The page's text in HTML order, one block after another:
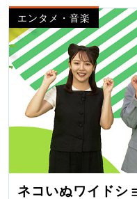
エンタメ・音楽
ネコいぬワイド